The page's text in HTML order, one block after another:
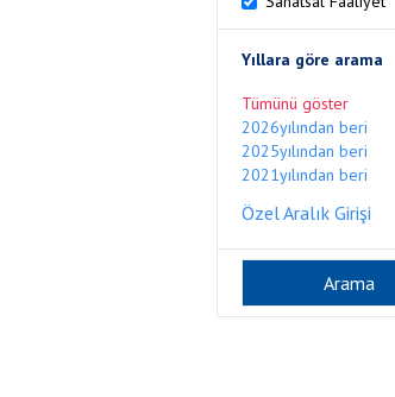
Yıllara göre arama
Tümünü göster
2026yılından beri
2025yılından beri
2021yılından beri
Özel Aralık Girişi